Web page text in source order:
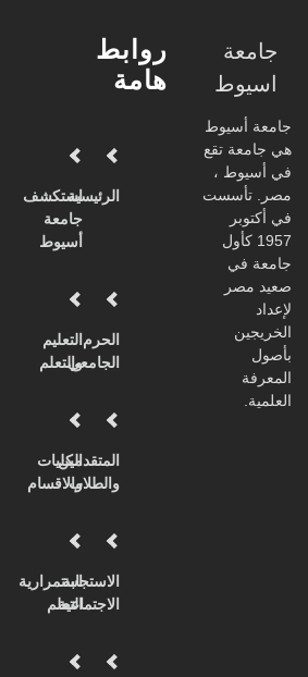
جامعة
اسيوط
جامعة أسيوط
هي جامعة تقع
في أسيوط ،
مصر. تأسست
في أكتوبر
1957 كأول
جامعة في
صعيد مصر
لإعداد
الخريجين
بأصول
المعرفة
العلمية.
روابط
هامة
الرئيسيةاستكشف
جامعة
أسيوط
الحرم
الجامعي
التعليم
والتعلم
المتقدمين
والطلاب
الكليات
والاقسام
الاستجابة
الاجتماعية
استمرارية
التعلم